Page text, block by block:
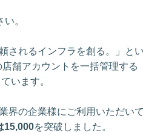
。
されるインフラを創る。」と
舗アカウントを一括管理する
います。
界の企業様にご利用いただいて
15,000を突破しました。